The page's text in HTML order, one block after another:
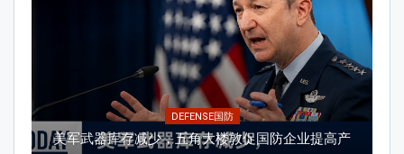
DEFENSE国防
美军武器库存减少，五角大楼敦促国防企业提高产